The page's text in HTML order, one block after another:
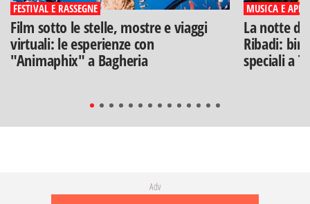
FESTIVAL E RASSEGNE
Film sotto le stelle, mostre e viaggi
virtuali: le esperienze con
"Animaphix" a Bagheria
MUSICA E
La notte di
Ribadi:
speciali a
Adv